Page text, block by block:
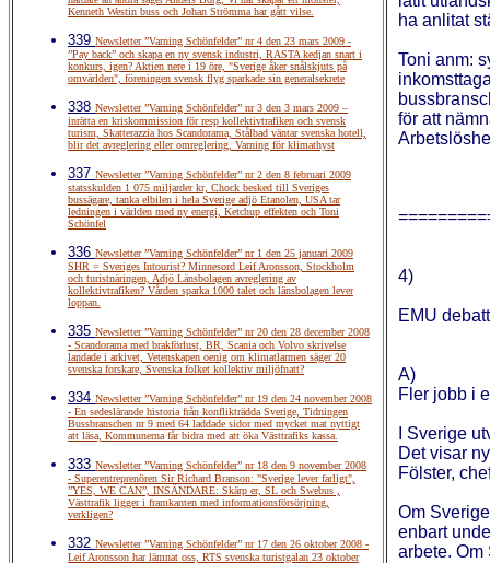
Kenneth Westin buss och Johan Strömma har gått vilse.
339 Newsletter ”Varning Schönfelder” nr 4 den 23 mars 2009 -
”Pay back” och skapa en ny svensk industri, RASTA kedjan snart i
konkurs, igen? Aktien nere i 19 öre, "Sverige åker snålskjuts på
omvärlden", föreningen svensk flyg sparkade sin generalsekrete
338 Newsletter ”Varning Schönfelder” nr 3 den 3 mars 2009 –
inrätta en kriskommission för resp kollektivtrafiken och svensk
turism, Skatterazzia hos Scandorama, Stålbad väntar svenska hotell,
blir det avreglering eller omreglering, Varning för klimathyst
337 Newsletter ”Varning Schönfelder” nr 2 den 8 februari 2009
statsskulden 1 075 miljarder kr, Chock besked till Sveriges
bussägare, tanka elbilen i hela Sverige adjö Etanolen, USA tar
ledningen i världen med ny energi, Ketchup effekten och Toni
Schönfel
336 Newsletter ”Varning Schönfelder” nr 1 den 25 januari 2009
SHR = Sveriges Intourist? Minnesord Leif Aronsson, Stockholm
och turistnäringen, Adjö Länsbolagen avreglering av
kollektivtrafiken? Vården sparka 1000 talet och länsbolagen lever
loppan.
335 Newsletter ”Varning Schönfelder” nr 20 den 28 december 2008
- Scandorama med brakförlust, BR, Scania och Volvo skrivelse
landade i arkivet, Vetenskapen oenig om klimatlarmen säger 20
svenska forskare, Svenska folket kollektiv miljöfnatt?
334 Newsletter ”Varning Schönfelder” nr 19 den 24 november 2008
- En sedeslärande historia från konflikträdda Sverige, Tidningen
Bussbranschen nr 9 med 64 laddade sidor med mycket mat nyttigt
att läsa, Kommunerna får bidra med att öka Västtrafiks kassa.
333 Newsletter ”Varning Schönfelder” nr 18 den 9 november 2008
- Superentreprenören Sir Richard Branson: "Sverige lever farligt",
”YES, WE CAN”, INSÄNDARE: Skärp er, SL och Swebus ,
Västtrafik ligger i framkanten med informationsförsörjning,
verkligen?
332 Newsletter ”Varning Schönfelder” nr 17 den 26 oktober 2008 -
Leif Aronsson har lämnat oss, RTS svenska turistgalan 23 oktober
ha anlitat
Toni anm:
för att
4)
EMU
A)
Fler jobb i
I Sverige
Det visar
Fölster,
Om
enbart
arbete. Om